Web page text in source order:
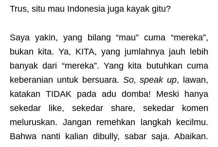
Trus, situ mau Indonesia juga kayak gitu?
Saya yakin, yang bilang “mau” cuma “mereka”,
bukan kita. Ya, KITA, yang jumlahnya jauh lebih
banyak dari “mereka”. Yang kita butuhkan cuma
keberanian untuk bersuara. So, speak up, lawan,
katakan TIDAK pada adu domba! Meski hanya
sekedar like, sekedar share, sekedar komen
meluruskan. Jangan remehkan langkah kecilmu.
Bahwa nanti kalian dibully, sabar saja. Abaikan.